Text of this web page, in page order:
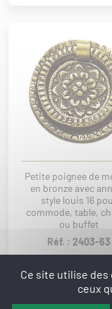
Petite poignee de
en bronze avec
style louis 16
commode, table,
ou buffet
Réf. : 2403-63
Ce site utilise
ceux